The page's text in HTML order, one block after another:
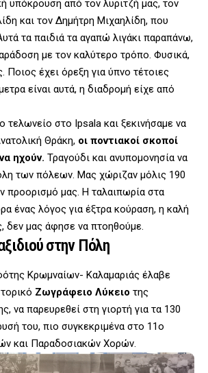
υπόκρουση από τον λυριτζή μας, τον
και τον Δημήτρη Μιχαηλίδη, που
τα παιδιά τα αγαπώ λιγάκι παραπάνω,
με τον καλύτερο τρόπο. Φυσικά,
Ποιος έχει όρεξη για ύπνο τέτοιες
είναι αυτά, η διαδρομή είχε από
τελωνείο στο Ipsala και ξεκινήσαμε να
Θράκη, οι ποντιακοί σκοποί
ηχούν. Τραγούδι και ανυπομονησία να
των πόλεων. Μας χώριζαν μόλις 190
προορισμό μας. Η ταλαιπωρία στα
ένας λόγος για έξτρα κούραση, η καλή
δεν μας άφησε να πτοηθούμε.
στην Πόλη
Κρωμναίων- Καλαμαριάς έλαβε
Ζωγράφειο Λύκειο της
να παρευρεθεί στη γιορτή για τα 130
του, πιο συγκεκριμένα στο 11ο
και Παραδοσιακών Χορών.